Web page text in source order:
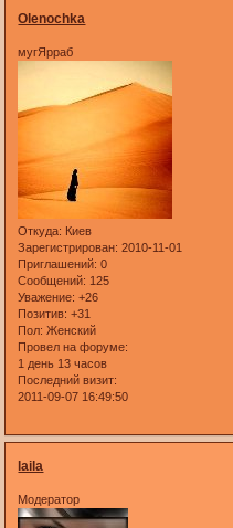
Olenochka
мугЯрраб
Откуда: Киев
Зарегистрирован: 2010-11-01
Приглашений: 0
Сообщений: 125
Уважение: +26
Позитив: +31
Пол: Женский
Провел на форуме:
1 день 13 часов
Последний визит:
2011-09-07 16:49:50
laila
Модератор